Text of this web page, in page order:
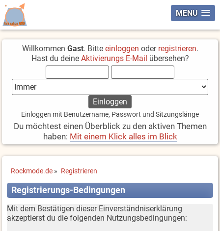
MENU
Willkommen Gast. Bitte einloggen oder registrieren.
Hast du deine Aktivierungs E-Mail übersehen?
Einloggen mit Benutzername, Passwort und Sitzungslänge
Du möchtest einen Überblick zu den aktiven Themen
haben: Mit einem Klick alles im Blick
Rockmode.de » Registrieren
Registrierungs-Bedingungen
Mit dem Bestätigen dieser Einverständniserklärung
akzeptierst du die folgenden Nutzungsbedingungen: